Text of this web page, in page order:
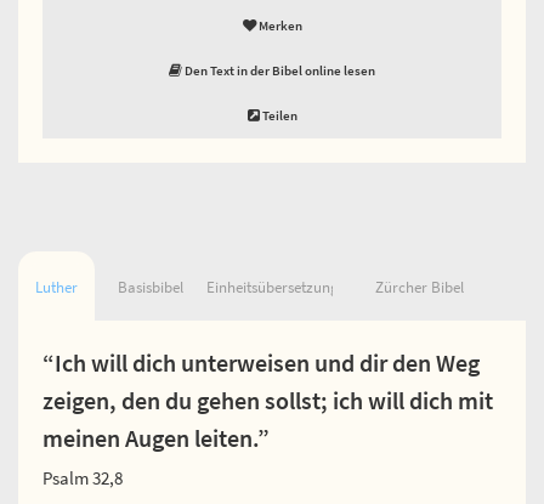
Merken
Den Text in der Bibel online lesen
Teilen
Luther Basisbibel Einheitsübersetzung Zürcher Bibel
“Ich will dich unterweisen und dir den Weg
zeigen, den du gehen sollst; ich will dich mit
meinen Augen leiten.”
Psalm 32,8